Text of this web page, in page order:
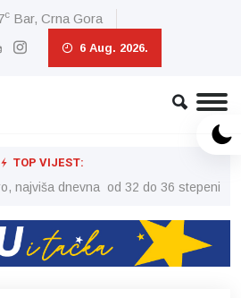
c Bar, Crna Gora
6 Aug. 2026.
TOP VIJEST:
najviša dnevna od 32 do 36 stepeni